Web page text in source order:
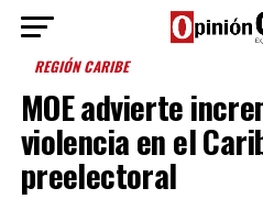
REGIÓN CARIBE
MOE advierte
violencia en el
preelectoral